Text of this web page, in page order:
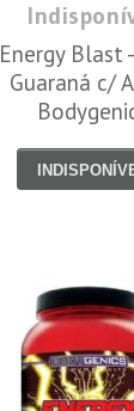
Energy Blast
Guaraná c/